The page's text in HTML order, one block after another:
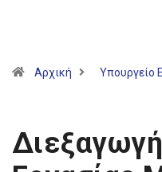
Αρχική Υπουργείο